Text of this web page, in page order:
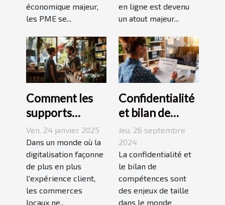
économique majeur,
les PME se...
en ligne est devenu
un atout majeur...
Comment les
supports
tactiques
transforment
l’interaction
client dans les
commerces
locaux
Ven. 24 janvier 2025
Dans un monde où la
digitalisation façonne
de plus en plus
l'expérience client,
les commerces
locaux ne...
Confidentialité
et bilan de
compétences :
ce que vous
devez savoir
Jeu. 26 septembre
2024
La confidentialité et
le bilan de
compétences sont
des enjeux de taille
dans le monde